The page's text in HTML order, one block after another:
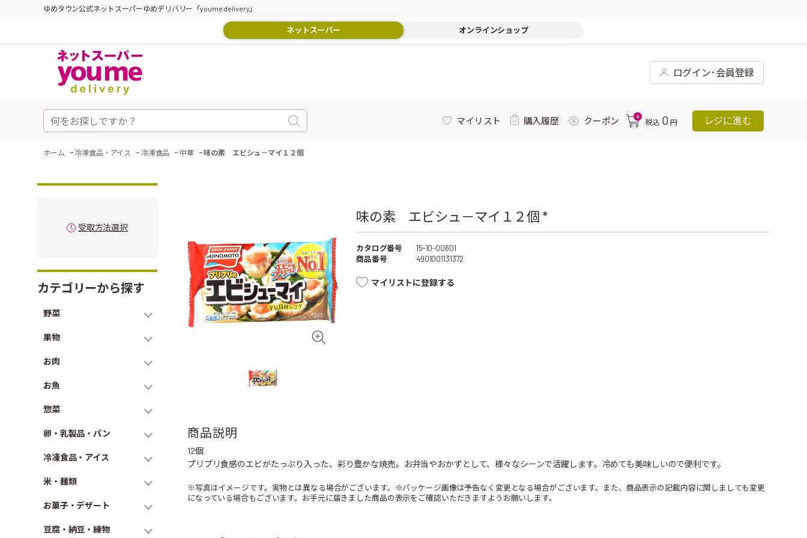
ゆめタウン公式ネットスーパーゆめデリバリー「youme delivery」
ネットスーパー オンラインショップ
ログイン･会員登録
マイリスト 購入履歴 クーポン 0
税込 0 円 レジに進む
ホーム - 冷凍食品・アイス - 冷凍食品 - 中華 -味の素 エビシュ－マイ１２個
受取方法選択
カテゴリーから探す
野菜
果物
お肉
お魚
惣菜
卵・乳製品・パン
冷凍食品・アイス
米・麺類
お菓子・デザート
豆腐・納豆・練物
味の素 エビシュ－マイ１２個 *
カタログ番号
15-10-00601
商品番号
4901001131372
マイリストに登録する
商品説明
12個
プリプリ食感のエビがたっぷり入った、彩り豊かな焼売。お弁当やおかずとして、様々なシーンで活躍します。冷めても美味しいので便利です。
※写真はイメージです。実物とは異なる場合がございます。※パッケージ画像は予告なく変更となる場合がございます。また、商品表示の記載内容に関しましても変更
になっている場合もございます。お手元に届きました商品の表示をご確認いただきますようお願いします。